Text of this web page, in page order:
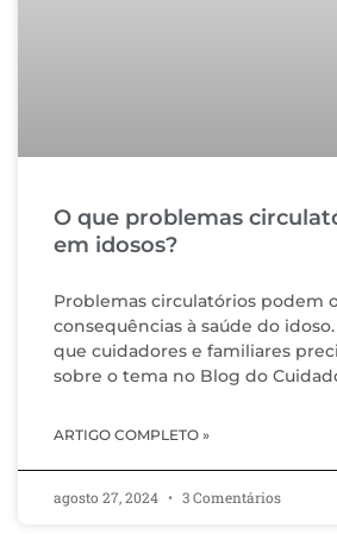
O que problemas
em idosos?
Problemas circulatórios podem
consequências à saúde do
que cuidadores e familiares
sobre o tema no Blog do
ARTIGO COMPLETO »
agosto 27, 2024 3 Comentários